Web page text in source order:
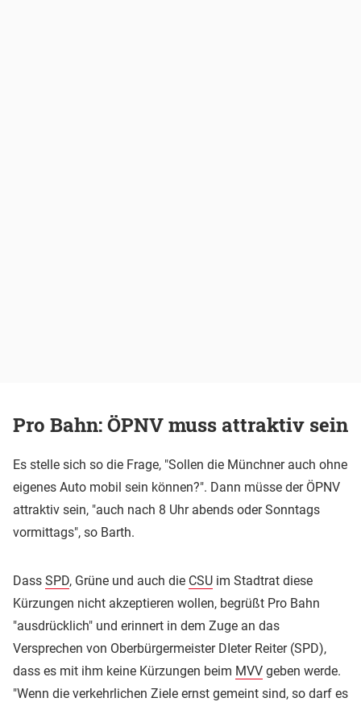
Pro Bahn: ÖPNV muss attraktiv sein
Es stelle sich so die Frage, "Sollen die Münchner auch ohne
eigenes Auto mobil sein können?". Dann müsse der ÖPNV
attraktiv sein, "auch nach 8 Uhr abends oder Sonntags
vormittags", so Barth.
Dass SPD, Grüne und auch die CSU im Stadtrat diese
Kürzungen nicht akzeptieren wollen, begrüßt Pro Bahn
"ausdrücklich" und erinnert in dem Zuge an das
Versprechen von Oberbürgermeister DIeter Reiter (SPD),
dass es mit ihm keine Kürzungen beim MVV geben werde.
"Wenn die verkehrlichen Ziele ernst gemeint sind, so darf es